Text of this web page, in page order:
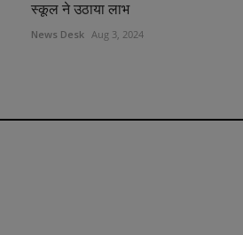
स्कूल ने उठाया लाभ
News Desk Aug 3, 2024